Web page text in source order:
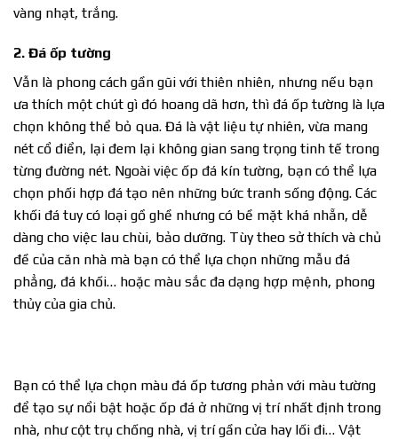
vàng nhạt, trắng.
2. Đá ốp tường
Vẫn là phong cách gần gũi với thiên nhiên, nhưng nếu bạn
ưa thích một chút gì đó hoang dã hơn, thì đá ốp tường là lựa
chọn không thể bỏ qua. Đá là vật liệu tự nhiên, vừa mang
nét cổ điển, lại đem lại không gian sang trọng tinh tế trong
từng đường nét. Ngoài việc ốp đá kín tường, bạn có thể lựa
chọn phối hợp đá tạo nên những bức tranh sống động. Các
khối đá tuy có loại gồ ghề nhưng có bề mặt khá nhẵn, dễ
dàng cho việc lau chùi, bảo dưỡng. Tùy theo sở thích và chủ
đề của căn nhà mà bạn có thể lựa chọn những mẫu đá
phẳng, đá khối… hoặc màu sắc đa dạng hợp mệnh, phong
thủy của gia chủ.
Bạn có thể lựa chọn màu đá ốp tương phản với màu tường
để tạo sự nổi bật hoặc ốp đá ở những vị trí nhất định trong
nhà, như cột trụ chống nhà, vị trí gần cửa hay lối đi… Vật